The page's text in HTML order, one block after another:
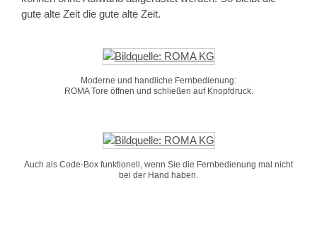
gute alte Zeit die gute alte Zeit.
Moderne und handliche Fernbedienung:
ROMA Tore öffnen und schließen auf Knopfdruck.
Auch als Code-Box funktionell, wenn Sie die Fernbedienung mal nicht
bei der Hand haben.